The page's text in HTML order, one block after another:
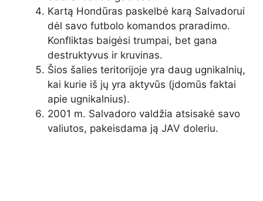
Kartą Hondūras paskelbė karą Salvadorui
dėl savo futbolo komandos praradimo.
Konfliktas baigėsi trumpai, bet gana
destruktyvus ir kruvinas.
Šios šalies teritorijoje yra daug ugnikalnių,
kai kurie iš jų yra aktyvūs (įdomūs faktai
apie ugnikalnius).
2001 m. Salvadoro valdžia atsisakė savo
valiutos, pakeisdama ją JAV doleriu.